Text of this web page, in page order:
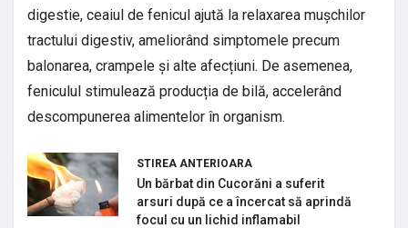
digestie, ceaiul de fenicul ajută la relaxarea mușchilor
tractului digestiv, ameliorând simptomele precum
balonarea, crampele și alte afecțiuni. De asemenea,
feniculul stimulează producția de bilă, accelerând
descompunerea alimentelor în organism.
STIREA ANTERIOARA
Un bărbat din Cucorăni a suferit
arsuri după ce a încercat să aprindă
focul cu un lichid inflamabil